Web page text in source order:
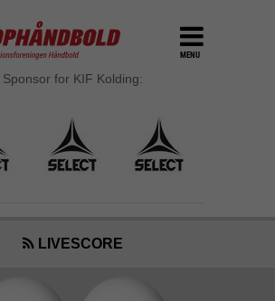
MENU
Sponsor for KIF Kolding:
LIVESCORE